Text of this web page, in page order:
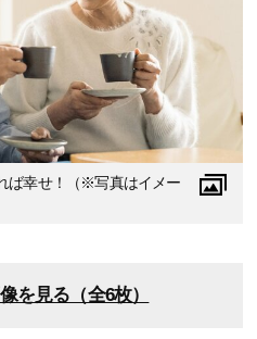
ば幸せ！（※写真はイメー
を見る（全6枚）